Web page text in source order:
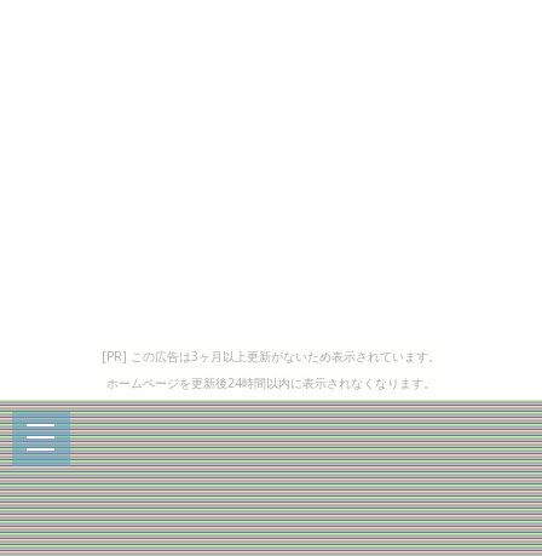
[PR] この広告は3ヶ月以上更新がないため表示されています。
ホームページを更新後24時間以内に表示されなくなります。